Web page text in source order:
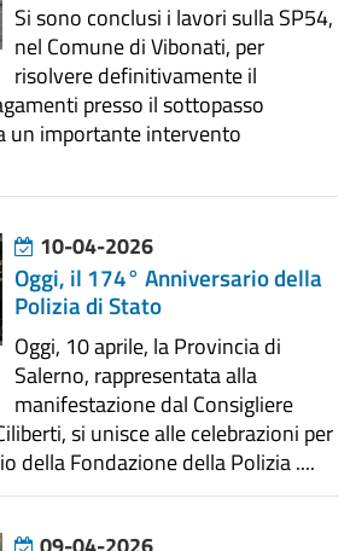
Si sono conclusi i lavori sulla SP54,
nel Comune di Vibonati, per
risolvere definitivamente il
presso il sottopasso
un importante intervento
10-04-2026
Oggi, il 174° Anniversario della
Polizia di Stato
Oggi, 10 aprile, la Provincia di
Salerno, rappresentata alla
manifestazione dal Consigliere
si unisce alle celebrazioni per
della Fondazione della Polizia ....